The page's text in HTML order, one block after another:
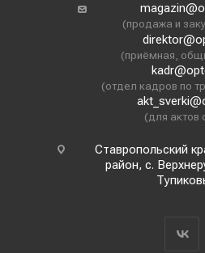
(продажа и
(приёмная,
(отдел кадров по
(для актов
Ставропольский
район, с.